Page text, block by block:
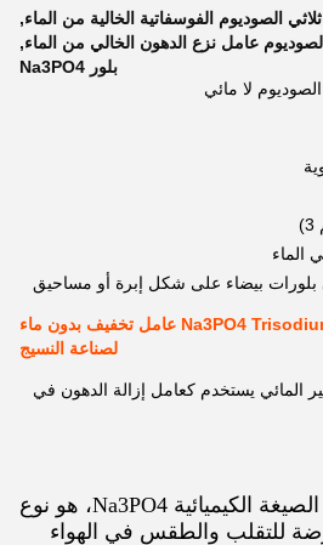
,
عامل نزع الدهون الخالي من الماء,
بلور Na3PO4
لا مائي
الماء
بلورات بيضاء على شكل إبرة أو مساحيق
كريستال Na3PO4 Trisodium Phosphate عامل تخفيف بدون ماء
لصناعة النسيج
المائي يستخدم كعامل إزالة الدهون في
فاسفات الصوديوم، مع الصيغة الكيميائية Na3PO4، هو نوع
للتقلب والطقس في الهواء